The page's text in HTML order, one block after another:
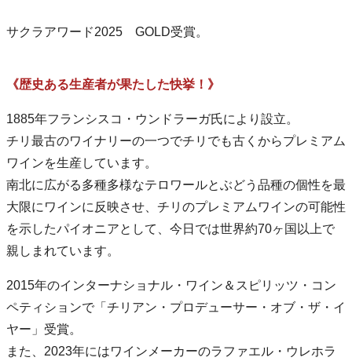
サクラアワード2025 GOLD受賞。
《歴史ある生産者が果たした快挙！》
1885年フランシスコ・ウンドラーガ氏により設立。
チリ最古のワイナリーの一つでチリでも古くからプレミアム
ワインを生産しています。
南北に広がる多種多様なテロワールとぶどう品種の個性を最
大限にワインに反映させ、チリのプレミアムワインの可能性
を示したパイオニアとして、今日では世界約70ヶ国以上で
親しまれています。
2015年のインターナショナル・ワイン＆スピリッツ・コン
ペティションで「チリアン・プロデューサー・オブ・ザ・イ
ヤー」受賞。
また、2023年にはワインメーカーのラファエル・ウレホラ